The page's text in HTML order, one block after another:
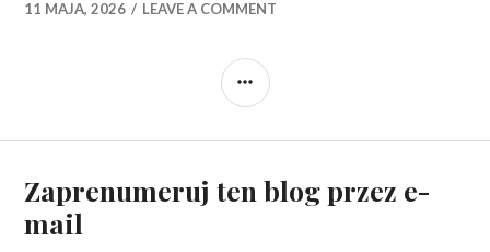
11 MAJA, 2026 LEAVE A COMMENT
SIDEBAR
Zaprenumeruj ten blog przez e-
mail